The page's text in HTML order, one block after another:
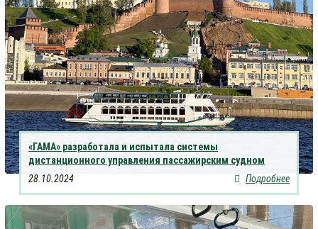
«ГАМА» разработала и испытала системы
дистанционного управления пассажирским судном
28.10.2024
Подробнее